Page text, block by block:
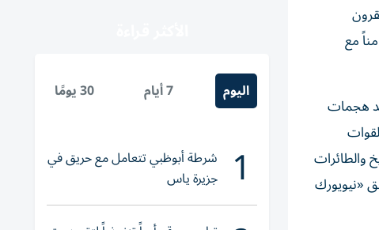
مع
هجمات
والطائرات
«نيويورك
اليوم 7 أيام 30 يومًا
1 شرطة أبوظبي تتعامل مع حريق في
جزيرة ياس